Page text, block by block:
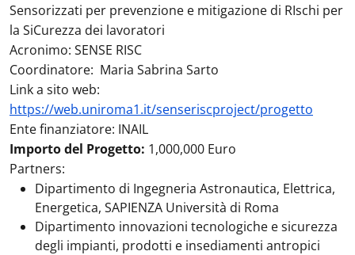
Sensorizzati per prevenzione e mitigazione di RIschi per
la SiCurezza dei lavoratori
Acronimo: SENSE RISC
Coordinatore: Maria Sabrina Sarto
Link a sito web:
https://web.uniroma1.it/senseriscproject/progetto
Ente finanziatore: INAIL
Importo del Progetto: 1,000,000 Euro
Partners:
Dipartimento di Ingegneria Astronautica, Elettrica,
Energetica, SAPIENZA Università di Roma
Dipartimento innovazioni tecnologiche e sicurezza
degli impianti, prodotti e insediamenti antropici